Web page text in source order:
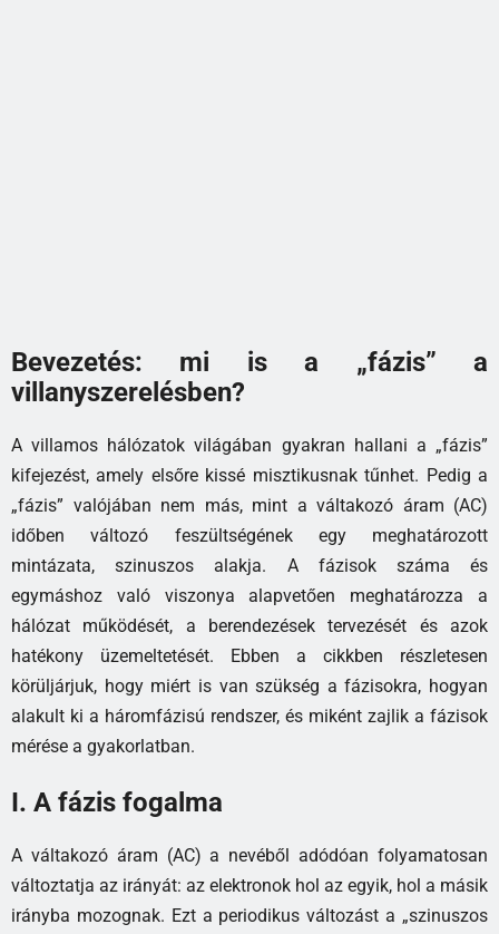
Bevezetés: mi is a „fázis” a
villanyszerelésben?
A villamos hálózatok világában gyakran hallani a „fázis”
kifejezést, amely elsőre kissé misztikusnak tűnhet. Pedig a
„fázis” valójában nem más, mint a váltakozó áram (AC)
időben változó feszültségének egy meghatározott
mintázata, szinuszos alakja. A fázisok száma és
egymáshoz való viszonya alapvetően meghatározza a
hálózat működését, a berendezések tervezését és azok
hatékony üzemeltetését. Ebben a cikkben részletesen
körüljárjuk, hogy miért is van szükség a fázisokra, hogyan
alakult ki a háromfázisú rendszer, és miként zajlik a fázisok
mérése a gyakorlatban.
I. A fázis fogalma
A váltakozó áram (AC) a nevéből adódóan folyamatosan
változtatja az irányát: az elektronok hol az egyik, hol a másik
irányba mozognak. Ezt a periodikus változást a „szinuszos